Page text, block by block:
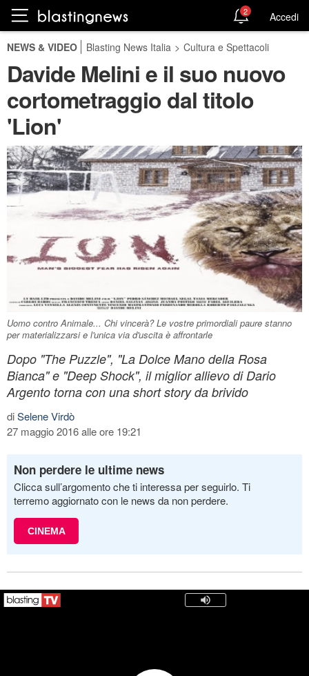
2 Accedi
NEWS & VIDEO Blasting News Italia > Cultura e Spettacoli
Davide Melini e il suo nuovo
cortometraggio dal titolo
'Lion'
Uomo contro Animale... Chi vincerà? Le vostre primordiali paure stanno
per materializzarsi e l'unica via d'uscita è affrontarle
Dopo "The Puzzle", "La Dolce Mano della Rosa
Bianca" e "Deep Shock", il miglior allievo di Dario
Argento torna con una short story da brivido
diSelene Virdò
27 maggio 2016 alle ore 19:21
Non perdere le ultime news
Clicca sull’argomento che ti interessa per seguirlo. Ti
terremo aggiornato con le news da non perdere.
CINEMA